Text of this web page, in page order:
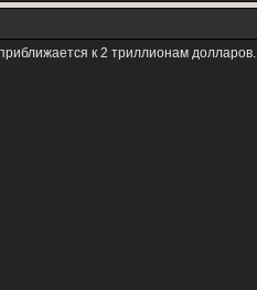
к 2 триллионам долларов.